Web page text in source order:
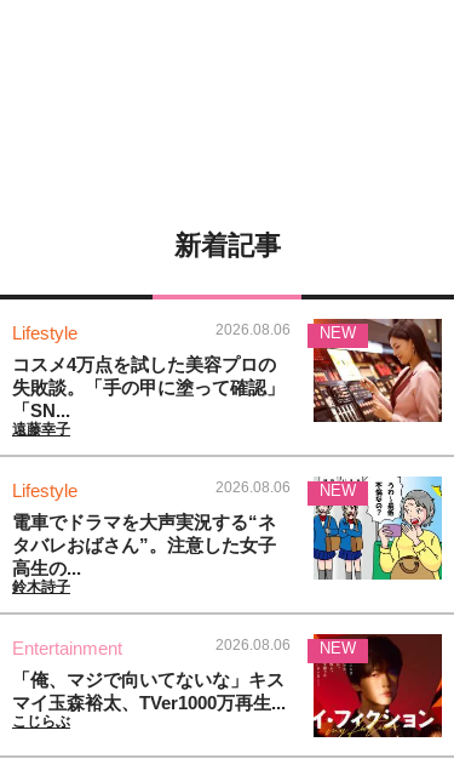
新着記事
Lifestyle 2026.08.06
コスメ4万点を試した美容プロの
失敗談。「手の甲に塗って確認」
「SN...
遠藤幸子
NEW
Lifestyle 2026.08.06
電車でドラマを大声実況する“ネ
タバレおばさん”。注意した女子
高生の...
鈴木詩子
NEW
Entertainment 2026.08.06
「俺、マジで向いてないな」キス
マイ玉森裕太、TVer1000万再生...
こじらぶ
NEW